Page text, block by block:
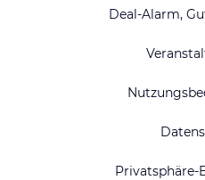
Deal-Alarm,
Privatsphäre-